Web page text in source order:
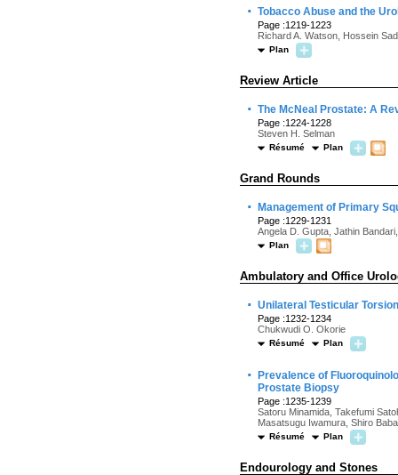
· Tobacco Abuse and the
Page :1219-1223
Richard A. Watson, Hossein
Plan
Review Article
· The McNeal Prostate: A
Page :1224-1228
Steven H. Selman
Résumé Plan
Grand Rounds
· Management of Primary
Page :1229-1231
Angela D. Gupta, Jathin
Plan
Ambulatory and Office
· Unilateral Testicular
Page :1232-1234
Chukwudi O. Okorie
Résumé Plan
·
Prevalence of
Prostate Biopsy
Page :1235-1239
Satoru Minamida, Takefumi
Masatsugu Iwamura, Shiro Baba
Résumé Plan
Endourology and Stones